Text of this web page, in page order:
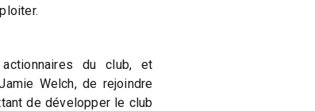
du club, et
Welch, de rejoindre
de développer le club